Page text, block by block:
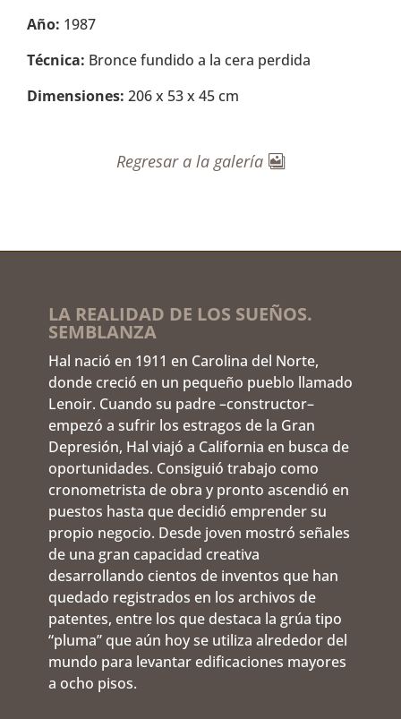
Año: 1987
Técnica: Bronce fundido a la cera perdida
Dimensiones: 206 x 53 x 45 cm
Regresar a la galería
LA REALIDAD DE LOS SUEÑOS.
SEMBLANZA
Hal nació en 1911 en Carolina del Norte,
donde creció en un pequeño pueblo llamado
Lenoir. Cuando su padre –constructor–
empezó a sufrir los estragos de la Gran
Depresión, Hal viajó a California en busca de
oportunidades. Consiguió trabajo como
cronometrista de obra y pronto ascendió en
puestos hasta que decidió emprender su
propio negocio. Desde joven mostró señales
de una gran capacidad creativa
desarrollando cientos de inventos que han
quedado registrados en los archivos de
patentes, entre los que destaca la grúa tipo
“pluma” que aún hoy se utiliza alrededor del
mundo para levantar edificaciones mayores
a ocho pisos.